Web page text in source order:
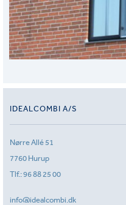
IDEALCOMBI A/S
Nørre Allé 51
7760 Hurup
Tlf.:96 88 25 00
info@idealcombi.dk